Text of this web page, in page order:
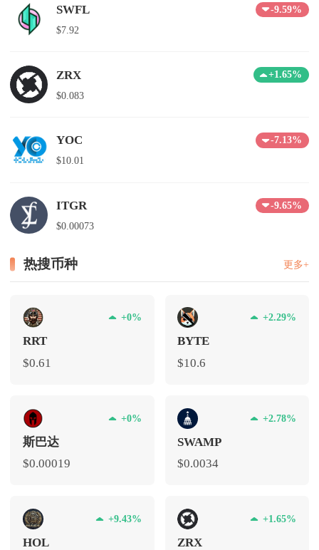
SWFL
-9.59%
$7.92
ZRX
+1.65%
$0.083
YOC
-7.13%
$10.01
ITGR
-9.65%
$0.00073
热搜币种 更多+
+0%
RRT
$0.61
+2.29%
BYTE
$10.6
+0%
斯巴达
$0.00019
+2.78%
SWAMP
$0.0034
+9.43%
HOL
+1.65%
ZRX